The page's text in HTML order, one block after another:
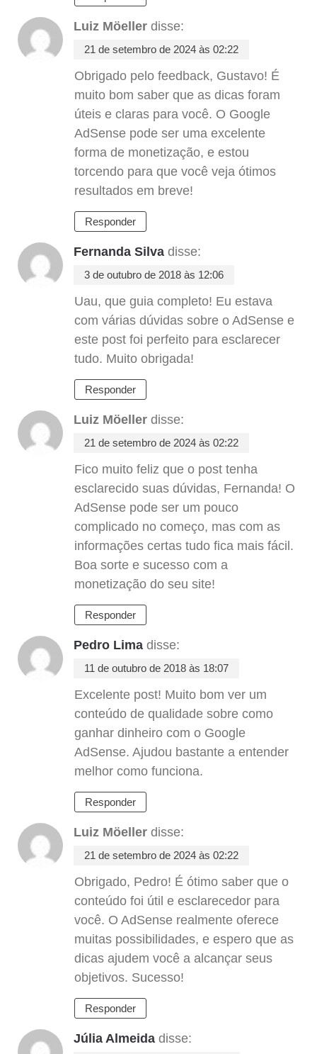
Luiz Möeller disse:
21 de setembro de 2024 às 02:22
Obrigado pelo feedback, Gustavo! É
muito bom saber que as dicas foram
úteis e claras para você. O Google
AdSense pode ser uma excelente
forma de monetização, e estou
torcendo para que você veja ótimos
resultados em breve!
Responder
Fernanda Silva disse:
3 de outubro de 2018 às 12:06
Uau, que guia completo! Eu estava
com várias dúvidas sobre o AdSense e
este post foi perfeito para esclarecer
tudo. Muito obrigada!
Responder
Luiz Möeller disse:
21 de setembro de 2024 às 02:22
Fico muito feliz que o post tenha
esclarecido suas dúvidas, Fernanda! O
AdSense pode ser um pouco
complicado no começo, mas com as
informações certas tudo fica mais fácil.
Boa sorte e sucesso com a
monetização do seu site!
Responder
Pedro Lima disse:
11 de outubro de 2018 às 18:07
Excelente post! Muito bom ver um
conteúdo de qualidade sobre como
ganhar dinheiro com o Google
AdSense. Ajudou bastante a entender
melhor como funciona.
Responder
Luiz Möeller disse:
21 de setembro de 2024 às 02:22
Obrigado, Pedro! É ótimo saber que o
conteúdo foi útil e esclarecedor para
você. O AdSense realmente oferece
muitas possibilidades, e espero que as
dicas ajudem você a alcançar seus
objetivos. Sucesso!
Responder
Júlia Almeida disse: